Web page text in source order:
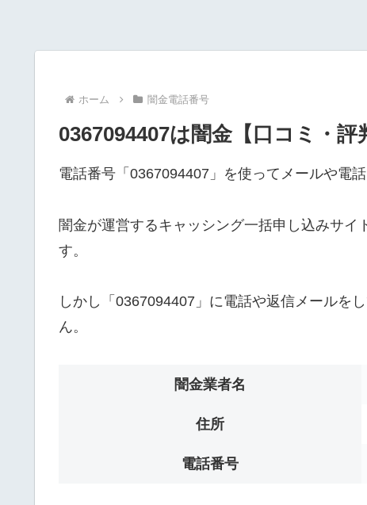
ホーム 闇金電話番号
0367094407は闇金【口コミ・評
電話番号「0367094407」を使ってメールや電
闇金が運営するキャッシング一括申し込みサ
す。
しかし「0367094407」に電話や返信メールを
ん。
闇金業者名
住所
電話番号